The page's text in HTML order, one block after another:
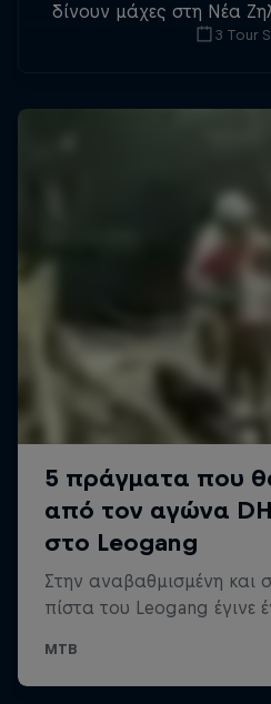
δίνουν μάχες στη Νέα
και τον Καναδά για το
3 Tour